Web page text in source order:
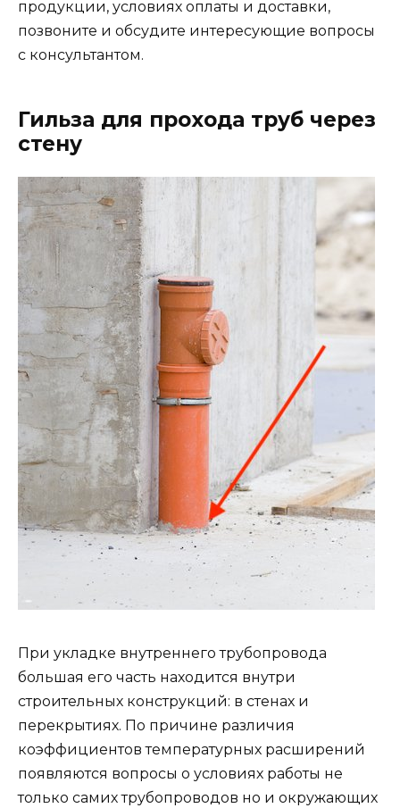
продукции, условиях оплаты и доставки,
позвоните и обсудите интересующие вопросы
с консультантом.
Гильза для прохода труб через
стену
При укладке внутреннего трубопровода
большая его часть находится внутри
строительных конструкций: в стенах и
перекрытиях. По причине различия
коэффициентов температурных расширений
появляются вопросы о условиях работы не
только самих трубопроводов но и окружающих